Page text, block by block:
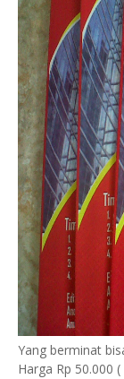
Yang berminat
Harga Rp 50.000